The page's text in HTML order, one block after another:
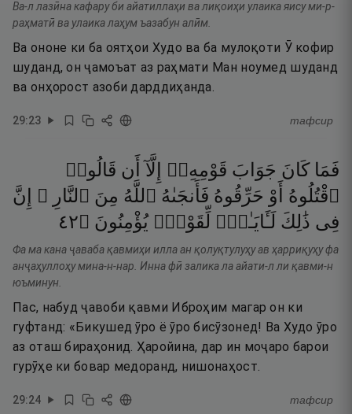
Ва-л лазӣна кафару би айатиллаҳи ва лиқоиҳи улаика яису ми-р-
раҳматӣ ва улаика лаҳум ъазабун алӣм.
Ва ононе ки ба оятҳои Худо ва ба мулоқоти Ӯ кофир
шуданд, он ҷамоъат аз раҳмати Ман ноумед шуданд
ва онҳорост азоби дарддиҳанда.
29:23 тафсир
فَمَا كَانَ جَوَابَ قَوْمِهِۦٓ إِلَّآ أَن قَالُوا۟
ٱقْتُلُوهُ
أَوْ حَرِّقُوهُ فَأَنجَىٰهُ ٱللَّهُ مِنَ ٱلنَّارِ ۚ
إِنَّ
فِى ذَٰلِكَ لَـَٔايَـٰتٍۢ لِّقَوْمٍۢ يُؤْمِنُونَ ۝٢٤
Фа ма кана ҷаваба қавмиҳи илла ан қолуқтулуҳу ав ҳарриқуҳу фа
анҷаҳуллоҳу мина-н-нар. Инна фӣ залика ла айати-л ли қавми-н
юъминун.
Пас, набуд ҷавоби қавми Иброҳим магар он ки
гуфтанд: «Бикушед ӯро ё ӯро бисӯзонед! Ва Худо ӯро
аз оташ бираҳонид. Ҳаройина, дар ин моҷаро барои
гурӯҳе ки бовар медоранд, нишонаҳост.
29:24 тафсир